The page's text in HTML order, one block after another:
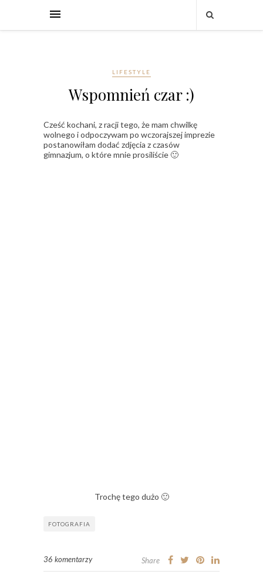
LIFESTYLE
Wspomnień czar :)
Cześć kochani, z racji tego, że mam chwilkę
wolnego i odpoczywam po wczorajszej imprezie
postanowiłam dodać zdjęcia z czasów
gimnazjum, o które mnie prosiliście 🙂
Trochę tego dużo 🙂
FOTOGRAFIA
36 komentarzy Share